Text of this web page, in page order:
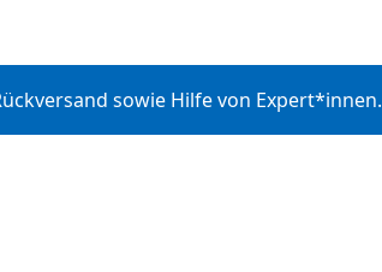
sowie Hilfe von Expert*innen.